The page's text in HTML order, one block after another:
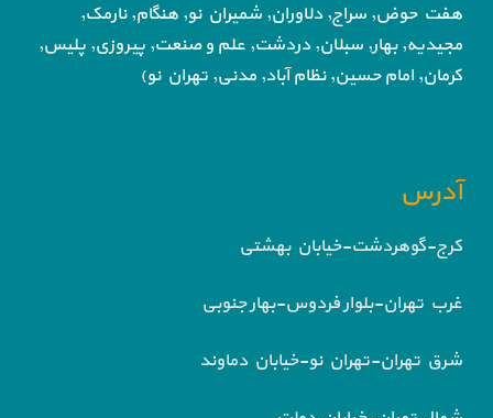
هفت حوض, سراج, دلاوران, شمیران نو, هنگام, نارمک,
مجیدیه, بهار, سبلان, دردشت, علم و صنعت, پیروزی, پلیس,
کرمان, امام حسین, نظام آباد, مدنی, تهران نو)
آدرس
کرج-گوهردشت-خیابان بهشتی
غرب تهران-بلوار فردوس-بهار جنوبی
شرق تهران-تهران نو-خیابان دماوند